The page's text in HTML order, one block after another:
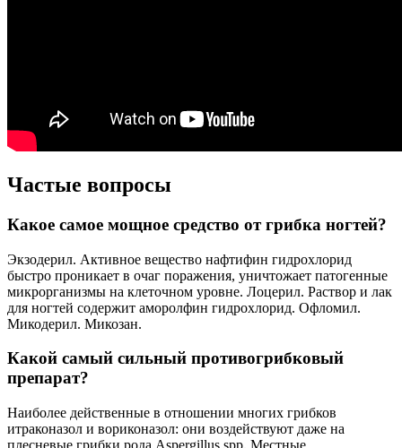
Частые вопросы
Какое самое мощное средство от грибка ногтей?
Экзодерил. Активное вещество нафтифин гидрохлорид
быстро проникает в очаг поражения, уничтожает патогенные
микрорганизмы на клеточном уровне. Лоцерил. Раствор и лак
для ногтей содержит аморолфин гидрохлорид. Офломил.
Микодерил. Микозан.
Какой самый сильный противогрибковый
препарат?
Наиболее действенные в отношении многих грибков
итраконазол и вориконазол: они воздействуют даже на
плесневые грибки рода Aspergillus spp. Местные